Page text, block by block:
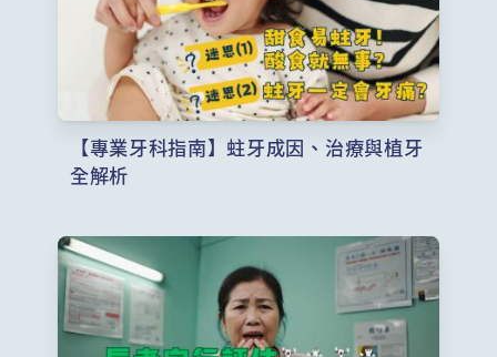
【專業牙科指南】蛀牙成因、治療與植牙
全解析